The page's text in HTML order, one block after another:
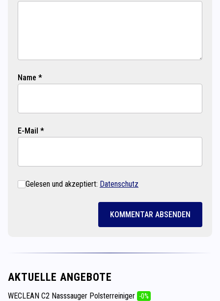
Name *
E-Mail *
Gelesen und akzeptiert: Datenschutz
KOMMENTAR ABSENDEN
AKTUELLE ANGEBOTE
WECLEAN C2 Nasssauger Polsterreiniger -0%